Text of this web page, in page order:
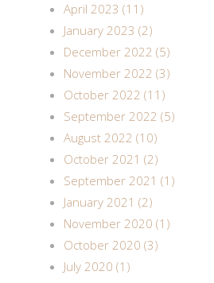
April 2023 (11)
January 2023 (2)
December 2022 (5)
November 2022 (3)
October 2022 (11)
September 2022 (5)
August 2022 (10)
October 2021 (2)
September 2021 (1)
January 2021 (2)
November 2020 (1)
October 2020 (3)
July 2020 (1)